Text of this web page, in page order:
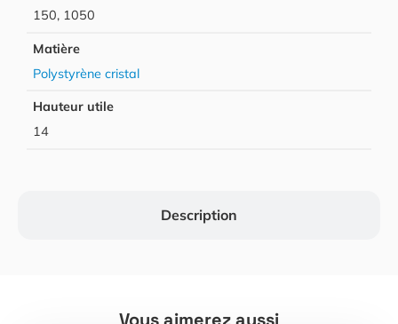
Description
150, 1050
Matière
Polystyrène cristal
Hauteur utile
14
Vous aimerez aussi